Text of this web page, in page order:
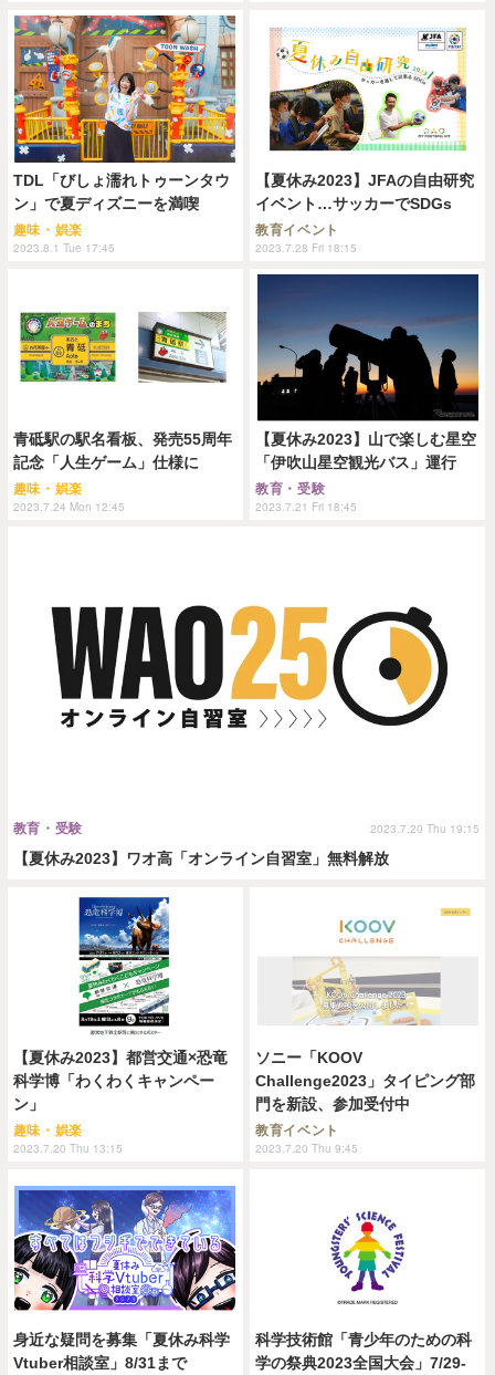
TDL「びしょ濡れトゥーンタウ
ン」で夏ディズニーを満喫
趣味・娯楽
2023.8.1 Tue 17:45
【夏休み2023】JFAの自由研究
イベント…サッカーでSDGs
教育イベント
2023.7.28 Fri 18:15
青砥駅の駅名看板、発売55周年
記念「人生ゲーム」仕様に
趣味・娯楽
2023.7.24 Mon 12:45
【夏休み2023】山で楽しむ星空
「伊吹山星空観光バス」運行
教育・受験
2023.7.21 Fri 18:45
【夏休み2023】ワオ高「オンライン自習室」無料解放
教育・受験 2023.7.20 Thu 19:15
【夏休み2023】都営交通×恐竜
科学博「わくわくキャンペー
ン」
趣味・娯楽
2023.7.20 Thu 13:15
ソニー「KOOV
Challenge2023」タイピング部
門を新設、参加受付中
教育イベント
2023.7.20 Thu 9:45
身近な疑問を募集「夏休み科学
Vtuber相談室」8/31まで
科学技術館「青少年のための科
学の祭典2023全国大会」7/29-